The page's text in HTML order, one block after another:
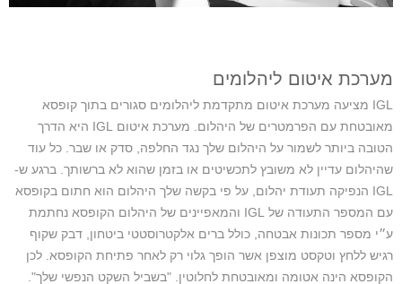
מערכת איטום ליהלומים
IGL מציעה מערכת איטום מתקדמת ליהלומים סגורים בתוך קופסא
מאובטחת עם הפרמטרים של היהלום. מערכת איטום IGL היא הדרך
הטובה ביותר לשמור על היהלום שלך נגד החלפה, סדק או שבר. כל עוד
שהיהלום עדיין לא משובץ לתכשיטים או בזמן שהוא לא ברשותך. ברגע ש-
IGL הנפיקה תעודת יהלום, על פי בקשה שלך היהלום הוא חתום בקופסא
עם המספר התעודה של IGL והמאפיינים של היהלום הקופסא נחתמת
ע״י מספר תכונות אבטחה, כולל ברים אלקטרוסטטי ביטחון, דבק שקוף
רגיש ללחץ וטקסט מוצפן אשר הופך גלוי רק לאחר פתיחת הקופסא. לכן
הקופסא הינה אטומה ומאובטחת לחלוטין. "בשביל השקט הנפשי שלך".